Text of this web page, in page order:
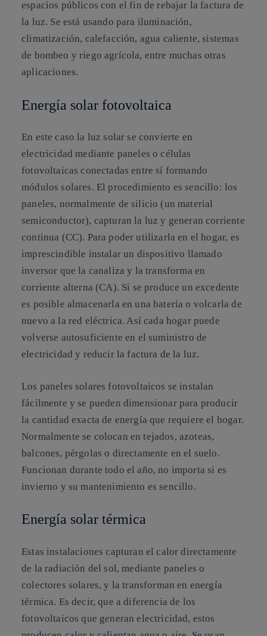
espacios públicos con el fin de rebajar la factura de
la luz. Se está usando para iluminación,
climatización, calefacción, agua caliente, sistemas
de bombeo y riego agrícola, entre muchas otras
aplicaciones.
Energía solar fotovoltaica
En este caso la luz solar se convierte en
electricidad mediante paneles o células
fotovoltaicas conectadas entre sí formando
módulos solares. El procedimiento es sencillo: los
paneles, normalmente de silicio (un material
semiconductor), capturan la luz y generan corriente
continua (CC). Para poder utilizarla en el hogar, es
imprescindible instalar un dispositivo llamado
inversor que la canaliza y la transforma en
corriente alterna (CA). Si se produce un excedente
es posible almacenarla en una batería o volcarla de
nuevo a la red eléctrica. Así cada hogar puede
volverse autosuficiente en el suministro de
electricidad y reducir la factura de la luz.
Los paneles solares fotovoltaicos se instalan
fácilmente y se pueden dimensionar para producir
la cantidad exacta de energía que requiere el hogar.
Normalmente se colocan en tejados, azoteas,
balcones, pérgolas o directamente en el suelo.
Funcionan durante todo el año, no importa si es
invierno y su mantenimiento es sencillo.
Energía solar térmica
Estas instalaciones capturan el calor directamente
de la radiación del sol, mediante paneles o
colectores solares, y la transforman en energía
térmica. Es decir, que a diferencia de los
fotovoltaicos que generan electricidad, estos